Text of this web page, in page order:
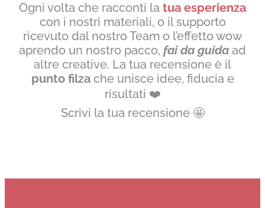
Ogni volta che racconti la tua esperienza
con i nostri materiali, o il supporto
ricevuto dal nostro Team o l’effetto wow
aprendo un nostro pacco, fai da guida ad
altre creative. La tua recensione è il
punto filzache unisce idee, fiducia e
risultati ❤️
Scrivi la tua recensione 🤩